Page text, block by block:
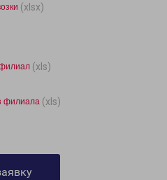
(xlsx)
(xls)
филиала (xls)